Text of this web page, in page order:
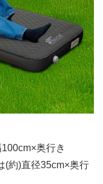
奥行き
(約)直径35cm×奥行